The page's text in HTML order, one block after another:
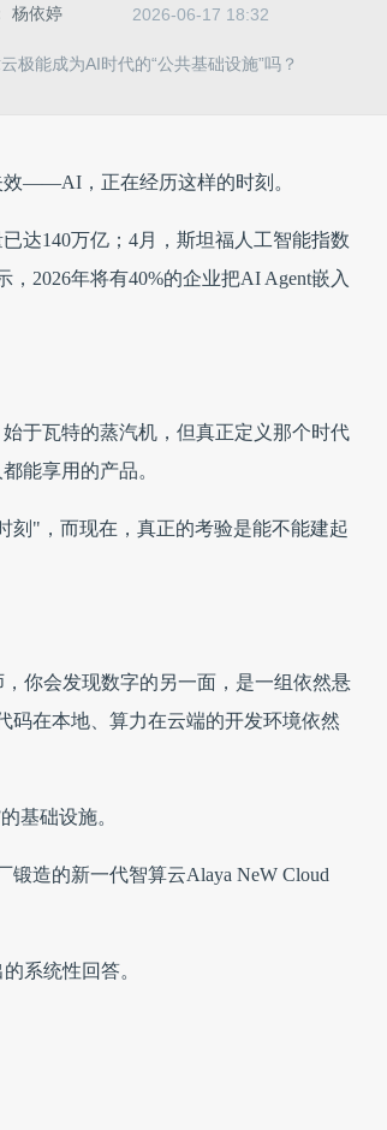
杨依婷 2026-06-17 18:32
极能成为AI时代的“公共基础设施”吗？
效——AI，正在经历这样的时刻。
达140万亿；4月，斯坦福人工智能指数
2026年将有40%的企业把AI Agent嵌入
于瓦特的蒸汽机，但真正定义那个时代
能享用的产品。
刻"，而现在，真正的考验是能不能建起
你会发现数字的另一面，是一组依然悬
在本地、算力在云端的开发环境依然
基础设施。
造的新一代智算云Alaya NeW Cloud
系统性回答。